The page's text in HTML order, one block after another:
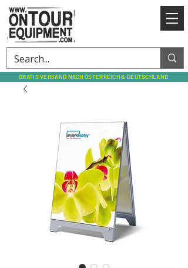
GRATIS VERSAND NACH ÖSTERREICH & DEUTSCHLAND